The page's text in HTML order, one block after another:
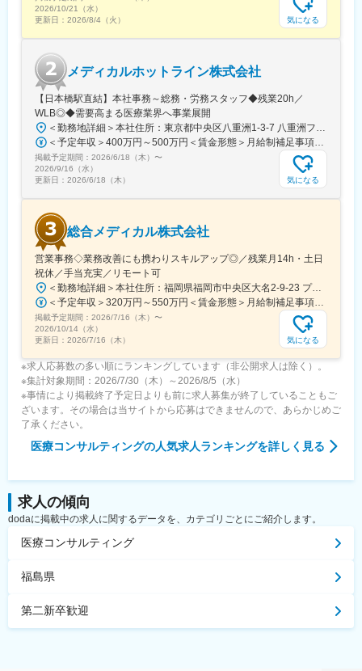
なくてもご就業いただけます。
◎お昼休みの時間帯も自由なので、例えばお子様がおられる方の
（自分の業務が終わるよう業務管理を行う必要はありますが、裁
量の大きい働き方ができます）
※現在、関東関西のほか、九州、中部、東北、海外在住の方もいま
す。
・会議や打ち合わせで必要な時は大阪・東京等へ出張（宿泊も伴
います）が発生します。
※国内出張の頻度は1~3回/年です。（海外出張はほとんどありませ
ん。）
りに注力しております。男女問わず在宅勤務が可能です。また、
女性社員も多く、産休・育休取得実績も豊富で9割以上の復職率を
誇っており、長期就業が可能な環境・福利厚生が整っています。
変更の範囲：会社の定める業務
2026/10/21（水）
更新日： 2026/8/4（火） 気になる
メディカルホットライン株式会社
【日本橋駅直結】本社事務～総務・労務スタッフ◆残業20h／
WLB◎◆需要高まる医療業界へ事業展開
＜勤務地詳細＞本社住所：東京都中央区八重洲1-3-7 八重洲ファーストフィナンシャルビル13F受動喫煙対策：屋内全面禁煙変更の範囲：会社の定める事業所
＜予定年収＞400万円～500万円＜賃金形態＞月給制補足事項なし＜賃金内訳＞月額（基本給）：235,000円～284,000円固定残業手当/月：45,000円～66,000円（固定残業時間25時間0分/月）超過した時間外労働の残業手当は追加支給＜月給＞280,000円～350,000円（一律手当を含む）＜昇給有無＞有＜残業手当＞有＜給与補足＞※給与詳細は、ご経験やスキルを考慮のうえ決定します。■昇給：年1回 査定により決定■賞与：年2回（7 月・12 月） 都度査定により決定 算定対象期間に準ずる賃金はあくまでも目安の金額であり、選考を通じて上下する可能性があります。月給(月額)は固定手当を含めた表記です。
掲載予定期間： 2026/6/18（木） 〜
2026/9/16（水）
更新日： 2026/6/18（木） 気になる
総合メディカル株式会社
営業事務◇業務改善にも携わりスキルアップ◎／残業月14h・土日
祝休／手当充実／リモート可
＜勤務地詳細＞本社住所：福岡県福岡市中央区大名2-9-23 プリオ福岡ビル勤務地最寄駅：地下鉄空港線／天神駅受動喫煙対策：屋内全面禁煙変更の範囲：会社の定める事業所
＜予定年収＞320万円～550万円＜賃金形態＞月給制補足事項なし＜賃金内訳＞月額（基本給）：200,000円～246,000円その他固定手当/月：20,000円～110,000円＜月給＞220,000円～356,000円＜昇給有無＞有＜残業手当＞有＜給与補足＞※実際の年収は面談・面接後に経歴や能力に応じて決定します※求人票の想定年収に当てはまらないケースも発生する可能性があります賞与年2回（2025年度実績4.4ヶ月）、昇給年1回住宅補助手当、家族手当、残業手当、休日出勤手当など賃金はあくまでも目安の金額であり、選考を通じて上下する可能性があります。月給(月額)は固定手当を含めた表記です。
掲載予定期間： 2026/7/16（木） 〜
2026/10/14（水）
更新日： 2026/7/16（木） 気になる
※求人応募数の多い順にランキングしています（非公開求人は除く）。
※集計対象期間：2026/7/30（木）～2026/8/5（水）
※事情により掲載終了予定日よりも前に求人募集が終了していることもご
ざいます。その場合は当サイトから応募はできませんので、あらかじめご
了承ください。
医療コンサルティングの人気求人ランキングを詳しく見る
求人の傾向
dodaに掲載中の求人に関するデータを、カテゴリごとにご紹介します。
医療コンサルティング
福島県
第二新卒歓迎